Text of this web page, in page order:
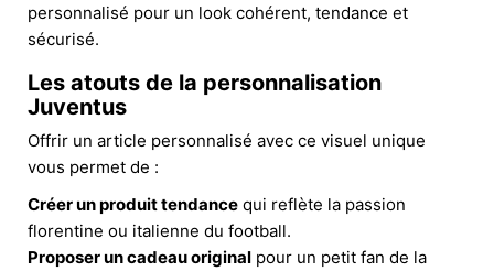
personnalisé pour un look cohérent, tendance et
sécurisé.
Les atouts de la personnalisation
Juventus
Offrir un article personnalisé avec ce visuel unique
vous permet de :
Créer un produit tendance qui reflète la passion
florentine ou italienne du football.
Proposer un cadeau original pour un petit fan de la